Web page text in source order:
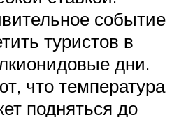
событие
туристов в
дни.
что температура
подняться до